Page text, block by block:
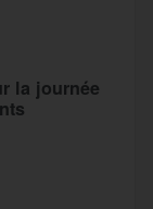
la journée